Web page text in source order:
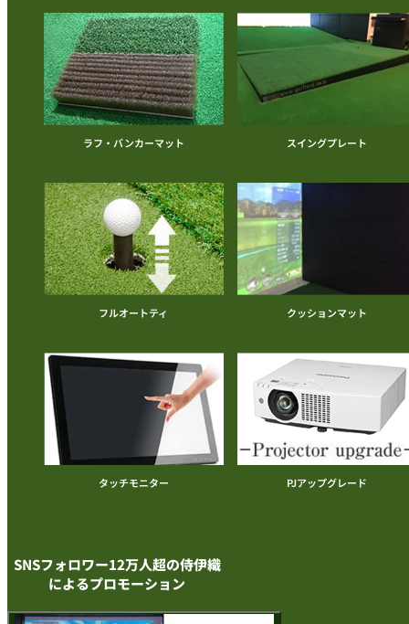
ラフ・バンカーマット スイングプレート
フルオートティ クッションマット
タッチモニター PJアップグレード
SNSフォロワー12万人超の侍伊織
によるプロモーション